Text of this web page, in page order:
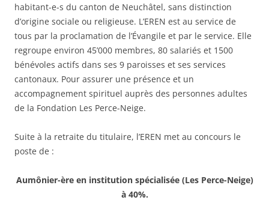
habitant-e-s du canton de Neuchâtel, sans distinction
d’origine sociale ou religieuse. L’EREN est au service de
tous par la proclamation de l’Évangile et par le service. Elle
regroupe environ 45’000 membres, 80 salariés et 1500
bénévoles actifs dans ses 9 paroisses et ses services
cantonaux. Pour assurer une présence et un
accompagnement spirituel auprès des personnes adultes
de la Fondation Les Perce-Neige.
Suite à la retraite du titulaire, l’EREN met au concours le
poste de :
Aumônier-ère en institution spécialisée (Les Perce-Neige)
à 40%.